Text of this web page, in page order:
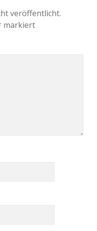
veröffentlicht.
markiert